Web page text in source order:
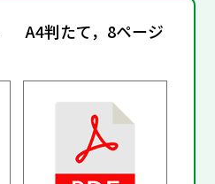
A4判たて，8ページ